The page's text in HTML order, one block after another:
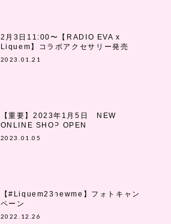
2月3日11:00〜【RADIO EVA x
Liquem】コラボアクセサリー発売
2023.01.21
【重要】2023年1月5日 NEW
ONLINE SHOP OPEN
2023.01.05
【#Liquem23newme】フォトキャン
ペーン
2022.12.26